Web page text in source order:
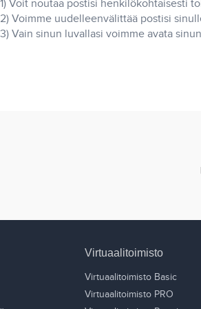
1) Voit noutaa postisi henkilökohtaisesti
2) Voimme uudelleenvälittää postisi
3) Vain sinun luvallasi voimme avata
Virtuaalitoimisto
Virtuaalitoimisto Basic
Virtuaalitoimisto PRO